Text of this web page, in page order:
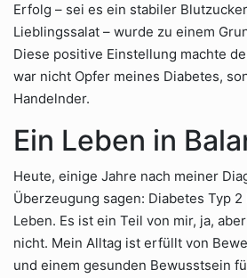
Erfolg – sei es ein stabiler
Lieblingssalat – wurde zu einem
Diese positive Einstellung machte
war nicht Opfer meines Diabetes,
Handelnder.
Ein Leben in
Heute, einige Jahre nach meiner
Überzeugung sagen: Diabetes Typ
Leben. Es ist ein Teil von mir, ja,
nicht. Mein Alltag ist erfüllt von
und einem gesunden Bewusstsein